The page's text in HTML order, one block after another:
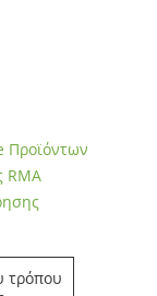
Προϊόντων
RMA
τρόπου